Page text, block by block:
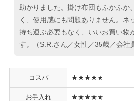
助かりました。掛け布団もふかふか
く、使用感にも問題ありません。ネ
持ち運ぶ必要もなく、いいお買い物
す。（S.R.さん／女性／35歳／会社
コスパ ★★★★★
お手入れ ★★★★★